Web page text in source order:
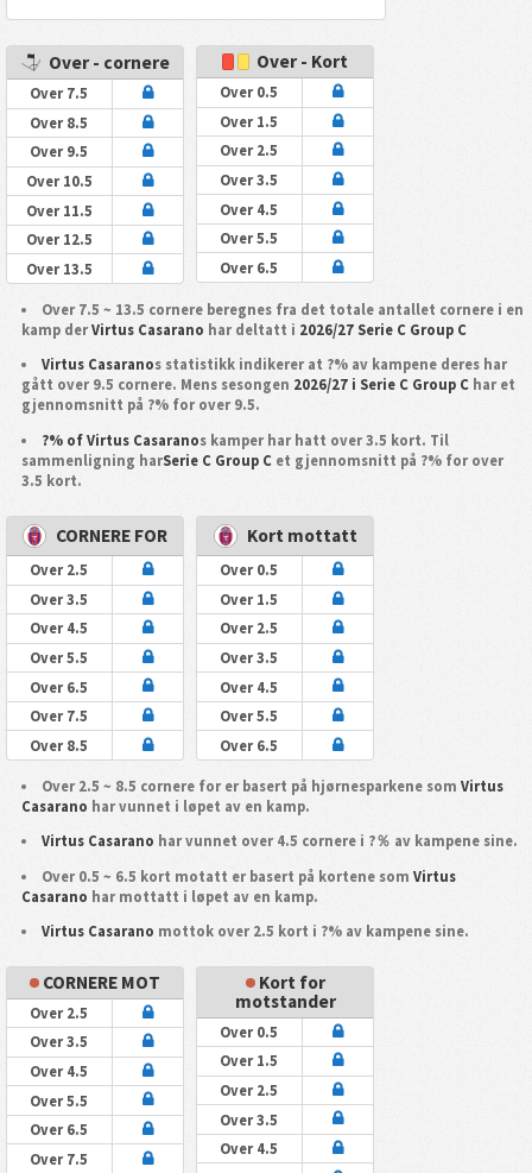
Over - cornere
Over 7.5
Over 8.5
Over 9.5
Over 10.5
Over 11.5
Over 12.5
Over 13.5
Over - Kort
Over 0.5
Over 1.5
Over 2.5
Over 3.5
Over 4.5
Over 5.5
Over 6.5
Over 7.5 ~ 13.5 cornere beregnes fra det totale antallet cornere i en
kamp derVirtus Casarano har deltatt i 2026/27 Serie C Group C
Virtus Casaranos statistikk indikerer at ?% av kampene deres har
gått over 9.5 cornere. Mens sesongen 2026/27 i Serie C Group Char et
gjennomsnitt på ?% for over 9.5.
?% of Virtus Casaranos kamper har hatt over 3.5 kort. Til
sammenligning harSerie C Group Cet gjennomsnitt på ?% for over
3.5 kort.
CORNERE FOR
Over 2.5
Over 3.5
Over 4.5
Over 5.5
Over 6.5
Over 7.5
Over 8.5
Kort mottatt
Over 0.5
Over 1.5
Over 2.5
Over 3.5
Over 4.5
Over 5.5
Over 6.5
Over 2.5 ~ 8.5 cornere for er basert på hjørnesparkene somVirtus
Casarano har vunnet i løpet av en kamp.
Virtus Casarano har vunnet over 4.5 cornere i ?％ av kampene sine.
Over 0.5 ~ 6.5 kort motatt er basert på kortene somVirtus
Casarano har mottatt i løpet av en kamp.
Virtus Casarano mottok over 2.5 kort i ?% av kampene sine.
CORNERE MOT
Over 2.5
Over 3.5
Over 4.5
Over 5.5
Over 6.5
Over 7.5
Kort for
motstander
Over 0.5
Over 1.5
Over 2.5
Over 3.5
Over 4.5